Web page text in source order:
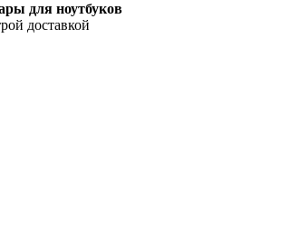
для ноутбуков
доставкой